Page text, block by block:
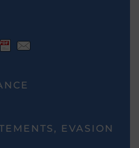
EVASION